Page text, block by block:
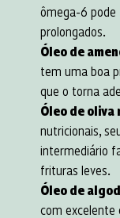
ômega-6 pode
prolongados.
Óleo de
tem uma boa
que o torna
Óleo de oliva
nutricionais,
intermediário
frituras leves.
Óleo de
com excelente